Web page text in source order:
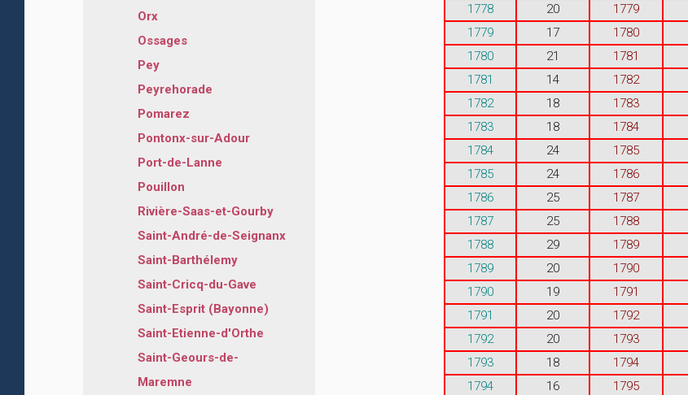
Orx
Ossages
Pey
Peyrehorade
Pomarez
Pontonx-sur-Adour
Port-de-Lanne
Pouillon
Rivière-Saas-et-Gourby
Saint-André-de-Seignanx
Saint-Barthélemy
Saint-Cricq-du-Gave
Saint-Esprit (Bayonne)
Saint-Etienne-d'Orthe
Saint-Geours-de-
Maremne
1778
20 1779
1779
17 1780
1780
21 1781
1781
14 1782
1782
18 1783
1783
18 1784
1784
24 1785
1785
24 1786
1786
25 1787
1787
25 1788
1788
29 1789
1789
20 1790
1790
19 1791
1791
20 1792
1792
20 1793
1793
18 1794
1794
16 1795